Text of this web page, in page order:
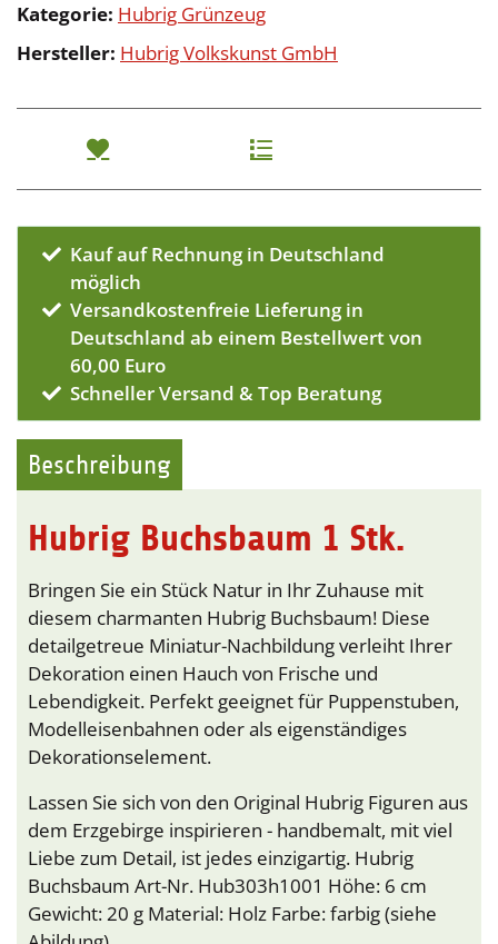
Kategorie: Hubrig Grünzeug
Hersteller: Hubrig Volkskunst GmbH
Kauf auf Rechnung in Deutschland
möglich
Versandkostenfreie Lieferung in
Deutschland ab einem Bestellwert von
60,00 Euro
Schneller Versand & Top Beratung
Beschreibung
Hubrig Buchsbaum 1 Stk.
Bringen Sie ein Stück Natur in Ihr Zuhause mit
diesem charmanten Hubrig Buchsbaum! Diese
detailgetreue Miniatur-Nachbildung verleiht Ihrer
Dekoration einen Hauch von Frische und
Lebendigkeit. Perfekt geeignet für Puppenstuben,
Modelleisenbahnen oder als eigenständiges
Dekorationselement.
Lassen Sie sich von den Original Hubrig Figuren aus
dem Erzgebirge inspirieren - handbemalt, mit viel
Liebe zum Detail, ist jedes einzigartig. Hubrig
Buchsbaum Art-Nr. Hub303h1001 Höhe: 6 cm
Gewicht: 20 g Material: Holz Farbe: farbig (siehe